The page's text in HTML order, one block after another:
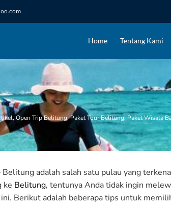
Home Tentang Kami
, Open Trip Belitung,Paket Tour Belitung, Paket Wisata
Belitung adalah salah satu pulau yang
ke Belitung, tentunya Anda tidak ingin
Berikut adalah beberapa tips untuk